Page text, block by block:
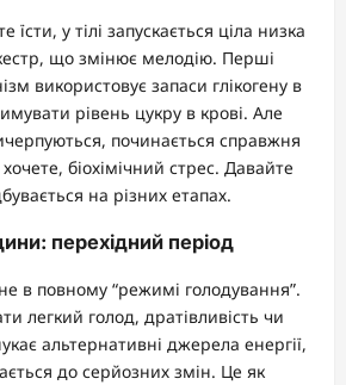
у тілі запускається ціла низка
що змінює мелодію. Перші
використовує запаси глікогену в
рівень цукру в крові. Але
починається справжня
біохімічний стрес. Давайте
на різних етапах.
перехідний період
в повному “режимі голодування”.
легкий голод, дратівливість чи
альтернативні джерела енергії,
до серйозних змін. Це як